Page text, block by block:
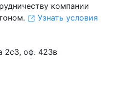
компании
Узнать условия
2с3, оф. 423в